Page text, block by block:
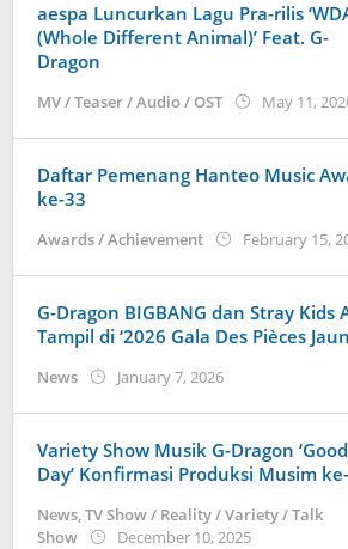
aespa Luncurkan Lagu Pra-rilis
(Whole Different Animal)’ Feat. G-
Dragon
MV / Teaser / Audio / OST May 11,
Daftar Pemenang Hanteo Music
ke-33
Awards / Achievement February 15,
G-Dragon BIGBANG dan Stray Kids
Tampil di ‘2026 Gala Des Pièces
News January 7, 2026by
Variety Show Musik G-Dragon ‘Good
Day’ Konfirmasi Produksi Musim
News,TV Show / Reality / Variety / Talk
Show
December 10, 2025by